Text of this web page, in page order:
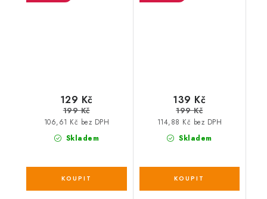
Skladem
106,61 Kč bez DPH
129 Kč
199 Kč
Skladem
114,88 Kč bez DPH
139 Kč
199 Kč